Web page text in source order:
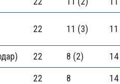
22 11 (3)
22 8 (2)
22 8 14